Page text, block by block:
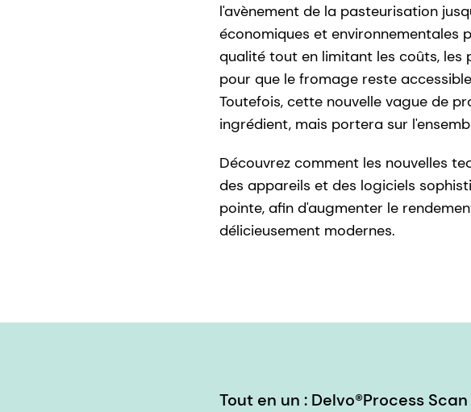
l'avènement de la pasteurisation
économiques et environnementales
qualité tout en limitant les coûts,
pour que le fromage reste
Toutefois, cette nouvelle vague de
ingrédient, mais portera sur
Découvrez comment les nouvelles
des appareils et des logiciels
pointe, afin d'augmenter le
délicieusement modernes.
Tout en un : Delvo®Process Scan